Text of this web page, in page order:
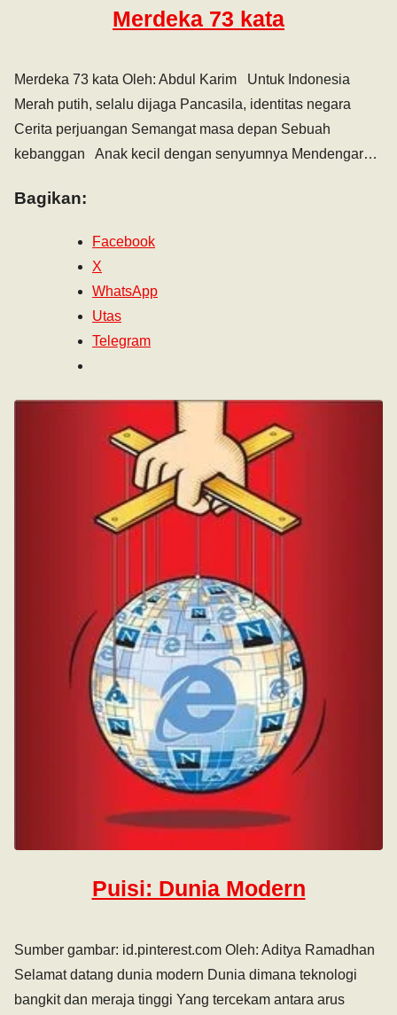
Merdeka 73 kata
Merdeka 73 kata Oleh: Abdul Karim Untuk Indonesia
Merah putih, selalu dijaga Pancasila, identitas negara
Cerita perjuangan Semangat masa depan Sebuah
kebanggan Anak kecil dengan senyumnya Mendengar…
Bagikan:
Facebook
X
WhatsApp
Utas
Telegram
Puisi: Dunia Modern
Sumber gambar: id.pinterest.com Oleh: Aditya Ramadhan
Selamat datang dunia modern Dunia dimana teknologi
bangkit dan meraja tinggi Yang tercekam antara arus